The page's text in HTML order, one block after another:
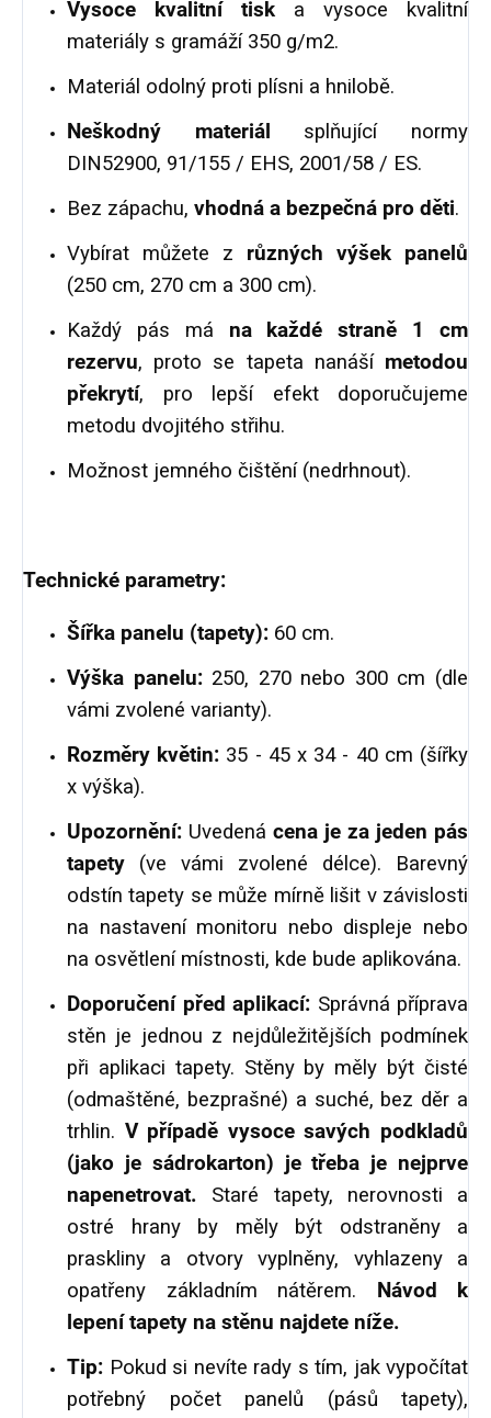
Vysoce kvalitní tisk a vysoce kvalitní
materiály s gramáží 350 g/m2.
Materiál odolný proti plísni a hnilobě.
Neškodný materiál splňující normy
DIN52900, 91/155 / EHS, 2001/58 / ES.
Bez zápachu, vhodná a bezpečná pro děti.
Vybírat můžete z různých výšek panelů
(250 cm, 270 cm a 300 cm).
Každý pás má na každé straně 1 cm
rezervu, proto se tapeta nanáší metodou
překrytí, pro lepší efekt doporučujeme
metodu dvojitého střihu.
Možnost jemného čištění (nedrhnout).
Technické parametry:
Šířka panelu (tapety): 60 cm.
Výška panelu:250, 270 nebo 300 cm (dle
vámi zvolené varianty).
Rozměry květin: 35 - 45 x 34 - 40 cm (šířky
x výška).
Upozornění: Uvedená cena je za jeden pás
tapety (ve vámi zvolené délce).
Barevný
odstín tapety se může mírně lišit v závislosti
na nastavení monitoru nebo displeje nebo
na osvětlení místnosti, kde bude aplikována.
Doporučení před aplikací: Správná příprava
stěn je jednou z nejdůležitějších podmínek
při aplikaci tapety. Stěny by měly být čisté
(odmaštěné, bezprašné) a suché, bez děr a
trhlin. V případě vysoce savých podkladů
(jako je sádrokarton) je třeba je nejprve
napenetrovat. Staré tapety, nerovnosti a
ostré hrany by měly být odstraněny a
praskliny a otvory vyplněny, vyhlazeny a
opatřeny základním nátěrem. Návod k
lepení tapety na stěnu najdete níže.
Tip: Pokud si nevíte rady s tím, jak vypočítat
potřebný počet panelů (pásů tapety),